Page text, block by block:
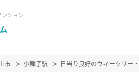
ション
市 小舞子駅 日当り良好のウィークリー